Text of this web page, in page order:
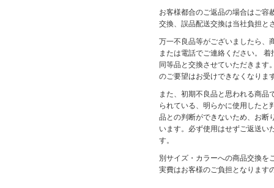
お客様都合のご返品の場合はご容
交換、誤品配送交換は当社負担と
万一不良品等がございましたら、
または電話でご連絡ください。
同等品と交換させていただきます
のご要望はお受けできなくなりま
また、初期不良品と思われる商品
られている、明らかに使用したと
品との判断ができないため、お断
います。必ず使用はせずご返送い
す。
別サイズ・カラーへの商品交換を
実費はお客様のご負担となります